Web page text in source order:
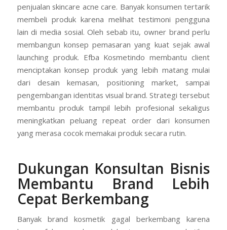
penjualan skincare acne care. Banyak konsumen tertarik
membeli produk karena melihat testimoni pengguna
lain di media sosial. Oleh sebab itu, owner brand perlu
membangun konsep pemasaran yang kuat sejak awal
launching produk. Efba Kosmetindo membantu client
menciptakan konsep produk yang lebih matang mulai
dari desain kemasan, positioning market, sampai
pengembangan identitas visual brand. Strategi tersebut
membantu produk tampil lebih profesional sekaligus
meningkatkan peluang repeat order dari konsumen
yang merasa cocok memakai produk secara rutin.
Dukungan Konsultan Bisnis
Membantu Brand Lebih
Cepat Berkembang
Banyak brand kosmetik gagal berkembang karena